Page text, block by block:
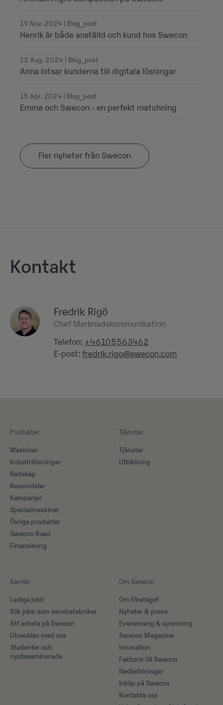
19 Nov. 2024 | Blog_post
Henrik är både anställd och kund hos Swecon
12 Aug. 2024 | Blog_post
Anna lotsar kunderna till digitala lösningar
15 Apr. 2024 | Blog_post
Emma och Swecon - en perfekt matchning
Fler nyheter från Swecon
Kontakt
Fredrik Rigö
Chef Marknadskommunikation
Telefon: +46105563462
E-post: fredrik.rigo@swecon.com
Produkter
Maskiner​
Industrilösningar
Redskap
Reservdelar
Kampanjer
Specialmaskiner
Övriga produkter
Swecon Road
Finansiering
Tjänster
Tjänster
Utbildning
Karriär
Lediga jobb
Sök jobb som servicetekniker
Att arbeta på Swecon
Utvecklas med oss
Studenter och
nyutexaminerade
Om Swecon
Om företaget
Nyheter & press
Evenemang & sponsring
Swecon Magazine
Innovation
Fakturor till Swecon
Nedladdningar
Inköp på Swecon
Kontakta oss